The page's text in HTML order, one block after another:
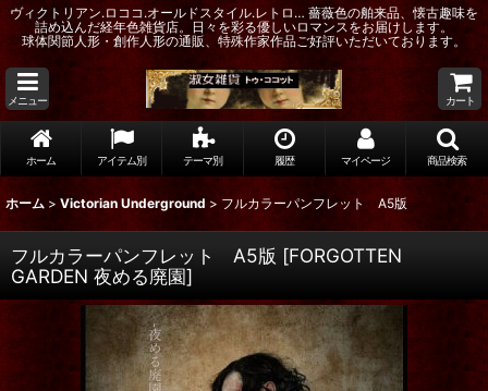
ヴィクトリアン.ロココ.オールドスタイル.レトロ… 薔薇色の舶来品、懐古趣味を
詰め込んだ経年色雑貨店。日々を彩る優しいロマンスをお届けします。
球体関節人形・創作人形の通販、特殊作家作品ご好評いただいております。
メニュー カート
ホーム アイテム別 テーマ別 履歴 マイページ 商品検索
ホーム > Victorian Underground > フルカラーパンフレット A5版
フルカラーパンフレット A5版 [FORGOTTEN
GARDEN 夜める廃園]